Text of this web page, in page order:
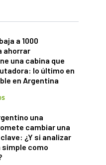
a 1000
ahorrar
una cabina que
lo último en
en Argentina
una
cambiar una
¿Y si analizar
como